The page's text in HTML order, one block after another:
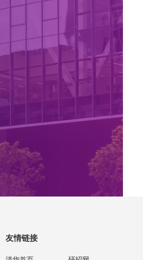
友情链接